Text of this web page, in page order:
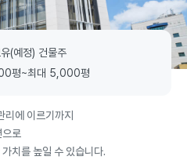
리에 이르기까지
으로
치를 높일 수 있습니다.
(예정) 건물주
평~최대 5,000평